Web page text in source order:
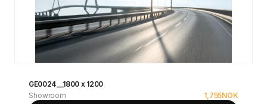
GE0024__1800 x 1200
Showroom
1,755NOK